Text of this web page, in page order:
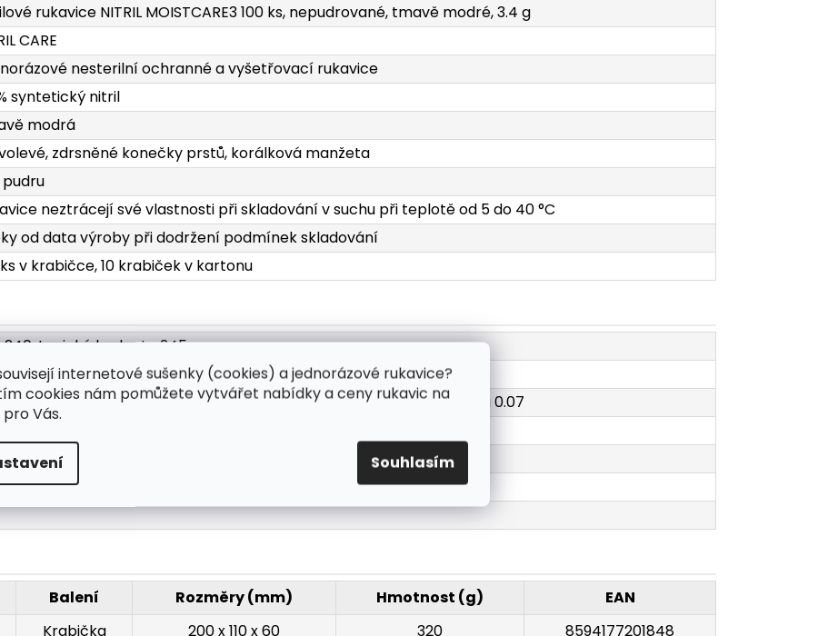
internetové sušenky (cookies) a jednorázové rukavice?
cookies nám pomůžete vytvářet nabídky a ceny rukavic na
Vás.
Souhlasím
rukavice NITRIL MOISTCARE3 100 ks, nepudrované, tmavě modré, 3.4 g
CARE
nesterilní ochranné a vyšetřovací rukavice
syntetický nitril
modrá
zdrsněné konečky prstů, korálková manžeta
pudru
neztrácejí své vlastnosti při skladování v suchu při teplotě od 5 do 40 °C
od data výroby při dodržení podmínek skladování
ks v krabičce, 10 krabiček v kartonu
240, typická hodnota 245
± 4; S 86 ± 4; M 98 ± 4; L 107 ± 4; XL 115 ± 4; XXL 124 ± 4
0.09 ± 0.02, typická hodnota 0.10; Dlaň: 0.07 ± 0.02, typická hodnota 0.07
18, typická hodnota 32.8
6, typická hodnota 6.5
Balení Rozměry (mm) Hmotnost (g)
EAN
Krabička 200 x 110 x 60 320
8594177201848